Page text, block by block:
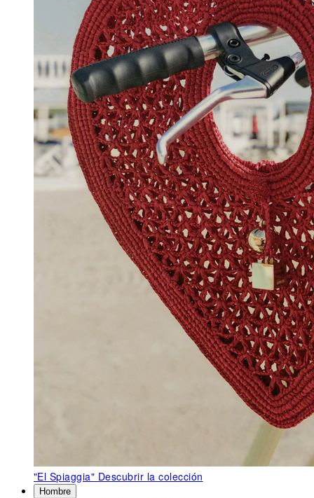
"El Spiaggia" Descubrir la colección
Hombre